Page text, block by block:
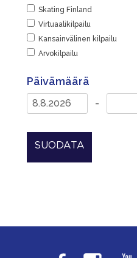
Skating Finland
Virtuaalikilpailu
Kansainvälinen kilpailu
Arvokilpailu
Päivämäärä
-
SUODATA